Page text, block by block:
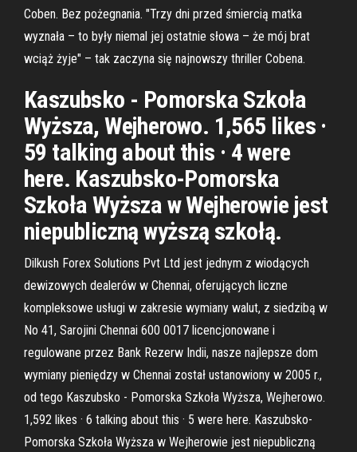
Coben. Bez pożegnania. "Trzy dni przed śmiercią matka
wyznała – to były niemal jej ostatnie słowa – że mój brat
wciąż żyje" – tak zaczyna się najnowszy thriller Cobena.
Kaszubsko - Pomorska Szkoła
Wyższa, Wejherowo. 1,565 likes ·
59 talking about this · 4 were
here. Kaszubsko-Pomorska
Szkoła Wyższa w Wejherowie jest
niepubliczną wyższą szkołą.
Dilkush Forex Solutions Pvt Ltd jest jednym z wiodących
dewizowych dealerów w Chennai, oferujących liczne
kompleksowe usługi w zakresie wymiany walut, z siedzibą w
No 41, Sarojini Chennai 600 0017 licencjonowane i
regulowane przez Bank Rezerw Indii, nasze najlepsze dom
wymiany pieniędzy w Chennai został ustanowiony w 2005 r.,
od tego Kaszubsko - Pomorska Szkoła Wyższa, Wejherowo.
1,592 likes · 6 talking about this · 5 were here. Kaszubsko-
Pomorska Szkoła Wyższa w Wejherowie jest niepubliczną